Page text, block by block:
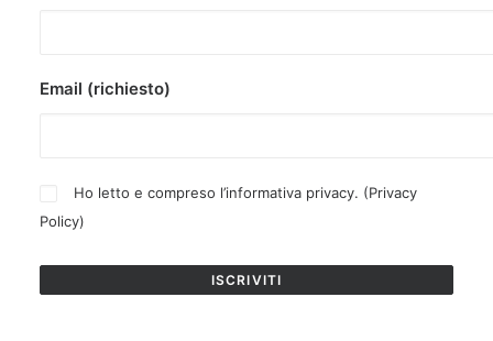
Email (richiesto)
Ho letto e compreso l’informativa privacy. (Privacy
Policy)